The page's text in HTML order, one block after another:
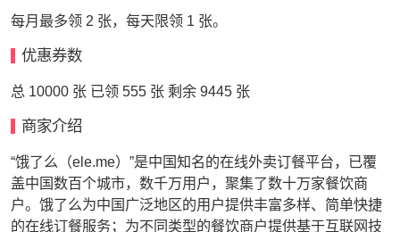
每月最多领 2 张，每天限领 1 张。
优惠券数
总 10000 张 已领 555 张 剩余 9445 张
商家介绍
“饿了么（ele.me）”是中国知名的在线外卖订餐平台，已覆
盖中国数百个城市，数千万用户，聚集了数十万家餐饮商
户。饿了么为中国广泛地区的用户提供丰富多样、简单快捷
的在线订餐服务；为不同类型的餐饮商户提供基于互联网技